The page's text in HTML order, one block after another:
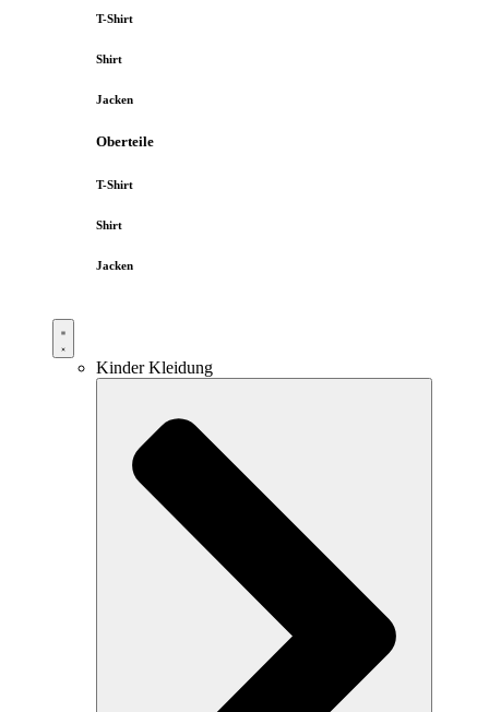
T-Shirt
Shirt
Jacken
Oberteile
T-Shirt
Shirt
Jacken
Kinder Kleidung